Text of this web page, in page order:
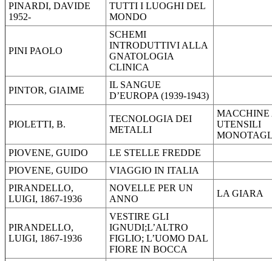
PINARDI, DAVIDE
1952-
TUTTI I LUOGHI DEL
MONDO
PINI PAOLO
SCHEMI
INTRODUTTIVI ALLA
GNATOLOGIA
CLINICA
PINTOR, GIAIME
IL SANGUE
D’EUROPA (1939-1943)
PIOLETTI, B.
TECNOLOGIA DEI
METALLI
MACCHINE
UTENSILI
PIOVENE, GUIDO
LE STELLE FREDDE
PIOVENE, GUIDO
VIAGGIO IN ITALIA
PIRANDELLO,
LUIGI, 1867-1936
NOVELLE PER UN
ANNO
LA GIARA
PIRANDELLO,
LUIGI, 1867-1936
VESTIRE GLI
IGNUDI;L’ALTRO
FIGLIO; L’UOMO DAL
FIORE IN BOCCA